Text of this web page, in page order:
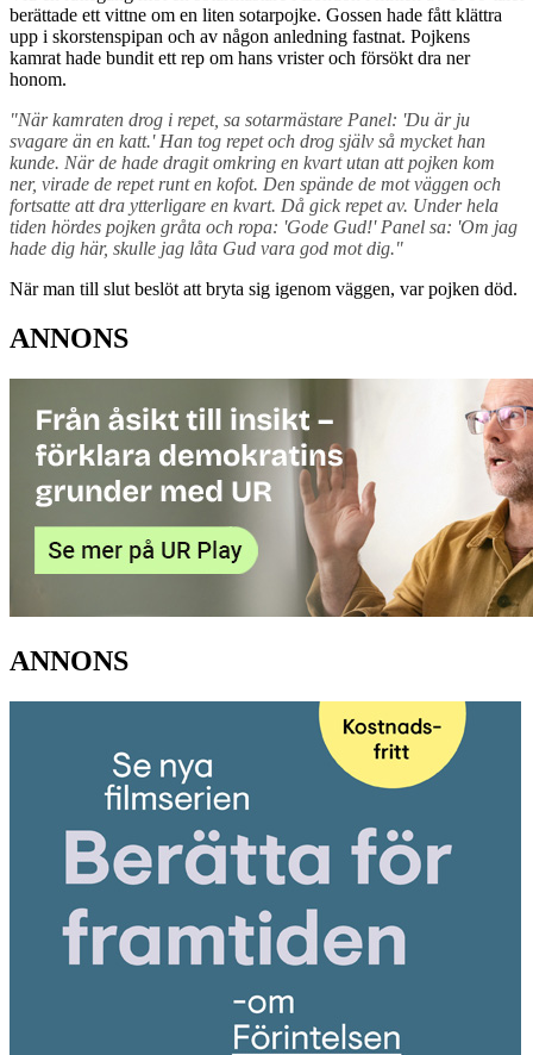
berättade ett vittne om en liten sotarpojke. Gossen hade fått klättra
upp i skorstenspipan och av någon anledning fastnat. Pojkens
kamrat hade bundit ett rep om hans vrister och försökt dra ner
honom.
"När kamraten drog i repet, sa sotarmästare Panel: 'Du är ju
svagare än en katt.' Han tog repet och drog själv så mycket han
kunde. När de hade dragit omkring en kvart utan att pojken kom
ner, virade de repet runt en kofot. Den spände de mot väggen och
fortsatte att dra ytterligare en kvart. Då gick repet av. Under hela
tiden hördes pojken gråta och ropa: 'Gode Gud!' Panel sa: 'Om jag
hade dig här, skulle jag låta Gud vara god mot dig."
När man till slut beslöt att bryta sig igenom väggen, var pojken död.
ANNONS
ANNONS